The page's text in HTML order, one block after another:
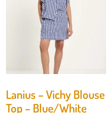
Lanius – Vichy Blouse
Top – Blue/White